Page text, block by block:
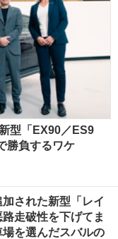
型「EX90／ES9
勝負するワケ
された新型「レイ
走破性を下げてま
を選んだスバルの